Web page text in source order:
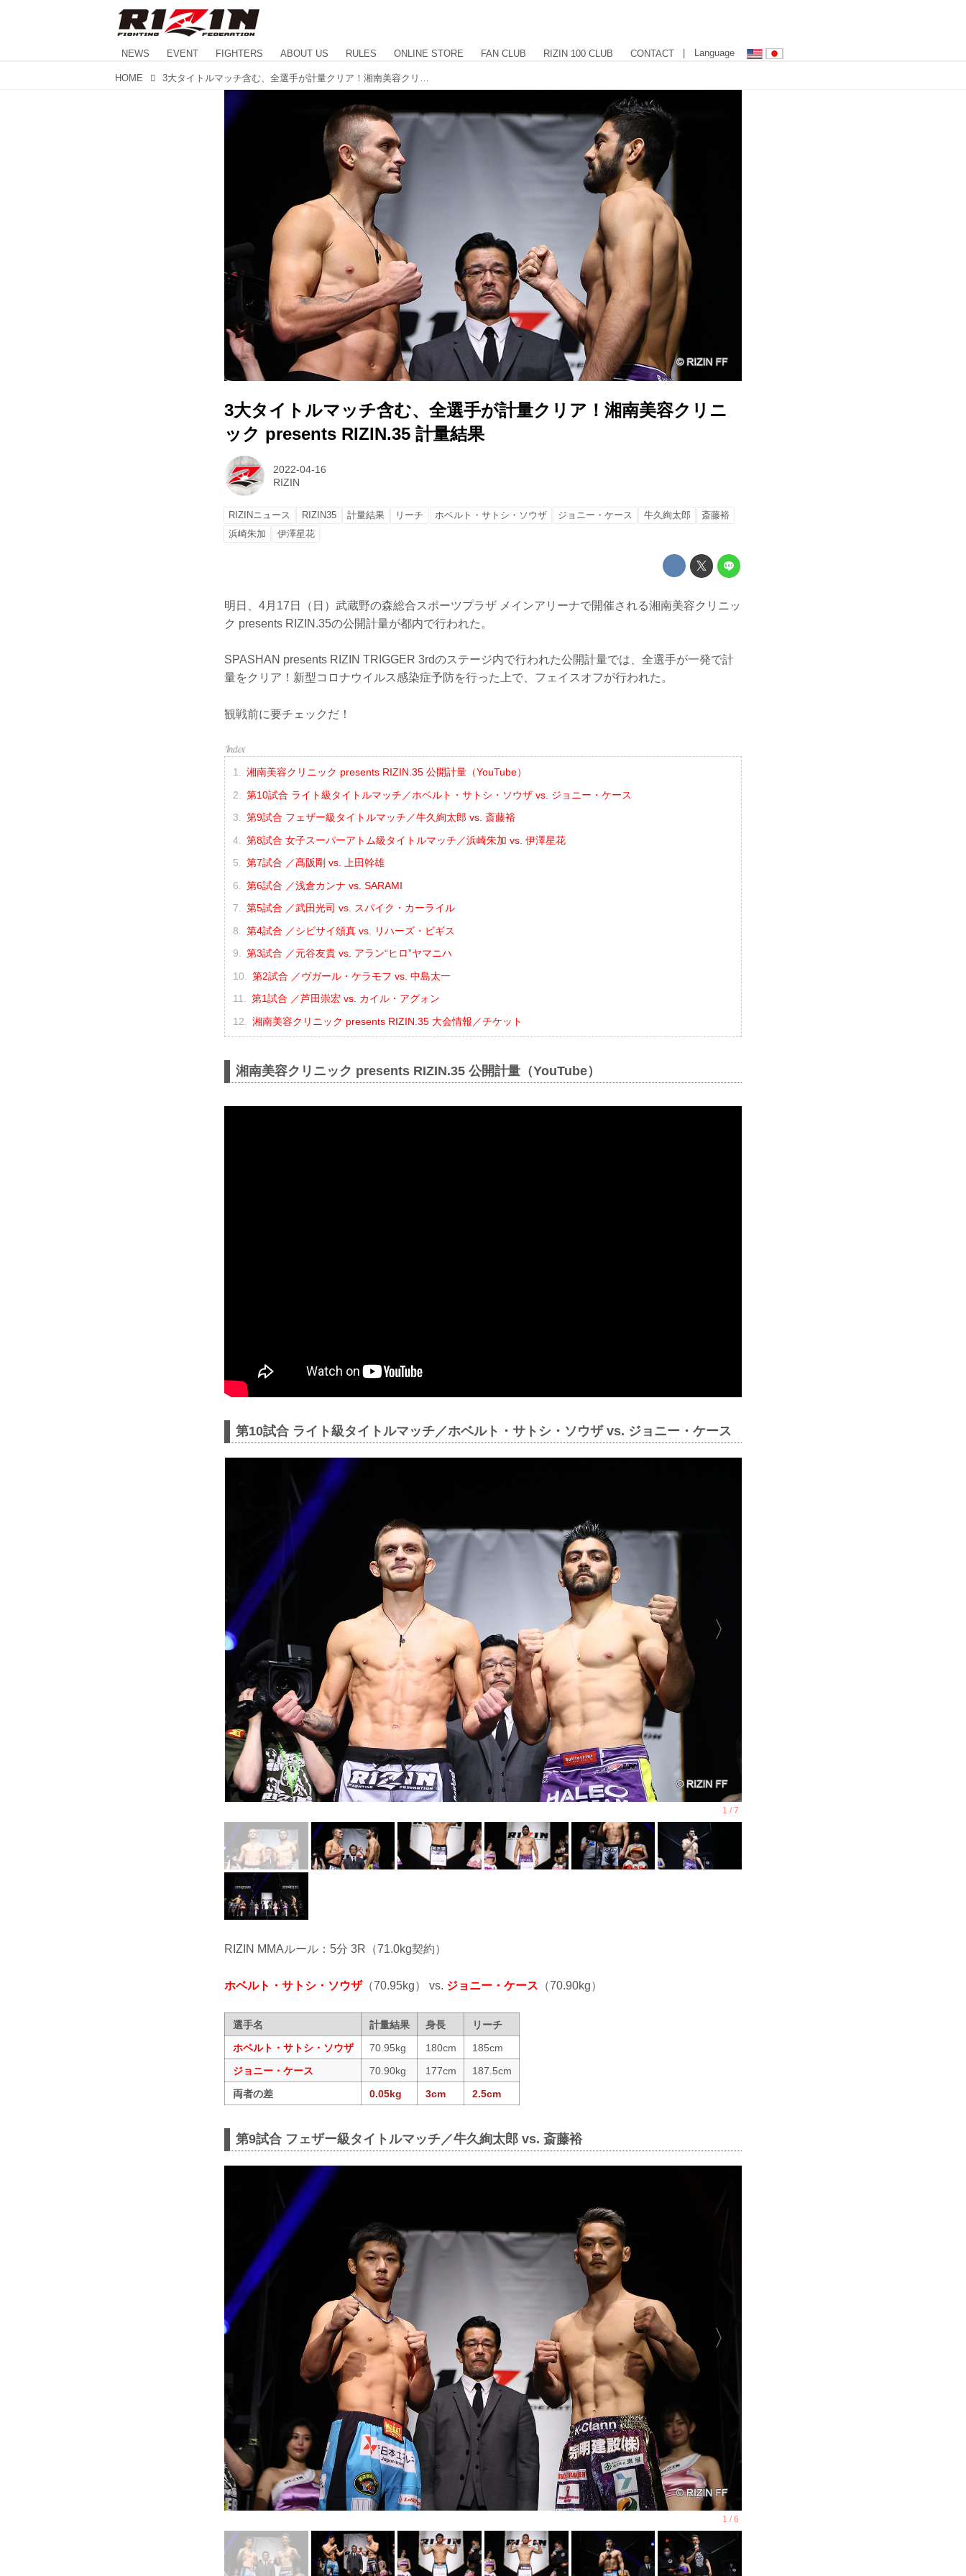
NEWS EVENT FIGHTERS ABOUT US RULES ONLINE STORE FAN CLUB RIZIN 100 CLUB CONTACT | Language
HOME
3大タイトルマッチ含む、全選手が計量クリア！湘南美容クリニ
ック presents RIZIN.35 計量結果
2022-04-16
RIZIN
RIZINニュース RIZIN35 計量結果 リーチ ホベルト・サトシ・ソウザ ジョニー・ケース 牛久絢太郎
斎藤裕
浜崎朱加
伊澤星花
明日、4月17日（日）武蔵野の森総合スポーツプラザ メインアリーナで開催される湘南美容クリニッ
ク presents RIZIN.35の公開計量が都内で行われた。
SPASHAN presents RIZIN TRIGGER 3rdのステージ内で行われた公開計量では、全選手が一発で計
量をクリア！新型コロナウイルス感染症予防を行った上で、フェイスオフが行われた。
観戦前に要チェックだ！
湘南美容クリニック presents RIZIN.35 公開計量（YouTube）
第10試合 ライト級タイトルマッチ／ホベルト・サトシ・ソウザ vs. ジョニー・ケース
第9試合 フェザー級タイトルマッチ／牛久絢太郎 vs. 斎藤裕
第8試合 女子スーパーアトム級タイトルマッチ／浜崎朱加 vs. 伊澤星花
第7試合 ／髙阪剛 vs. 上田幹雄
第6試合 ／浅倉カンナ vs. SARAMI
第5試合 ／武田光司 vs. スパイク・カーライル
第4試合 ／シビサイ頌真 vs. リハーズ・ビギス
第3試合 ／元谷友貴 vs. アラン“ヒロ”ヤマニハ
第2試合 ／ヴガール・ケラモフ vs. 中島太一
第1試合 ／芦田崇宏 vs. カイル・アグォン
湘南美容クリニック presents RIZIN.35 大会情報／チケット
湘南美容クリニック presents RIZIN.35 公開計量（YouTube）
第10試合 ライト級タイトルマッチ／ホベルト・サトシ・ソウザ vs. ジョニー・ケース
RIZIN MMAルール：5分 3R（71.0kg契約）
ホベルト・サトシ・ソウザ（70.95kg） vs. ジョニー・ケース （70.90kg）
選手名 計量結果 身長
リーチ
ホベルト・サトシ・ソウザ
70.95kg 180cm
185cm
ジョニー・ケース
70.90kg 177cm
187.5cm
両者の差
0.05kg 3cm 2.5cm
第9試合 フェザー級タイトルマッチ／牛久絢太郎 vs. 斎藤裕